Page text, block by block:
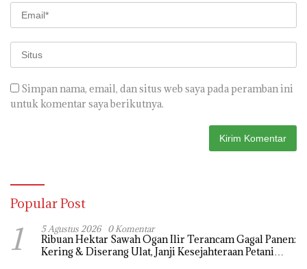
Simpan nama, email, dan situs web saya pada peramban ini
untuk komentar saya berikutnya.
Popular Post
1 5 Agustus 2026 0 Komentar
Ribuan Hektar Sawah Ogan Ilir Terancam Gagal Panen:
Kering & Diserang Ulat, Janji Kesejahteraan Petani